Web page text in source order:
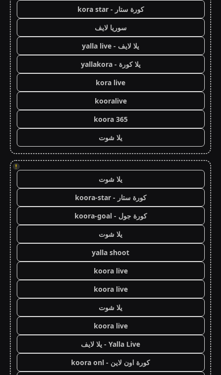
كورة ستار - kora star
سوريا لايف
يلا لايف - yalla live
يلا كورة - yallakora
kora live
kooralive
koora 365
يلا شوت
!
يلا شوت
كورة ستار - koora-star
كورة جول - koora-goal
يلا شوت
yalla shoot
koora live
koora live
يلا شوت
koora live
Yalla Live - يلا لايف
كورة اون لاين - koora onl